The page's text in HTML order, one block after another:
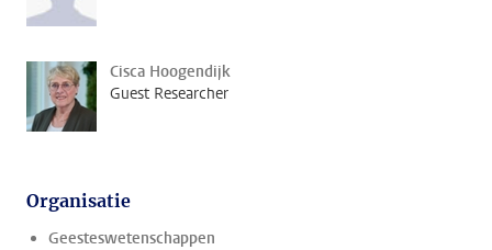
Cisca Hoogendijk
Guest Researcher
Organisatie
Geesteswetenschappen